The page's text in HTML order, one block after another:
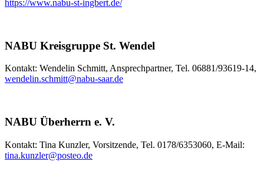
https://www.nabu-st-ingbert.de/
NABU Kreisgruppe St. Wendel
Kontakt: Wendelin Schmitt, Ansprechpartner, Tel. 06881/93619-14,
wendelin.schmitt@nabu-saar.de
NABU Überherrn e. V.
Kontakt: Tina Kunzler, Vorsitzende, Tel. 0178/6353060, E-Mail:
tina.kunzler@posteo.de